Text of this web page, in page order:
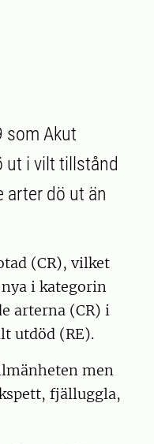
som Akut
ut i vilt tillstånd
arter dö ut än
(CR), vilket
i kategorin
arterna (CR) i
utdöd (RE).
men
fjälluggla,